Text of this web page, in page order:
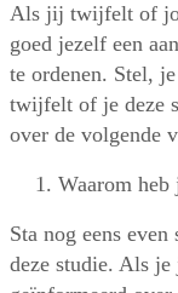
Als jij twijfelt of
goed jezelf een
te ordenen. Stel,
twijfelt of je deze
over de volgende
Waarom heb
Sta nog eens
deze studie. Als